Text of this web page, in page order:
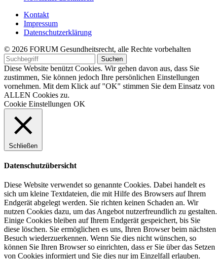
Kontakt
Impressum
Datenschutzerklärung
© 2026 FORUM Gesundheitsrecht, alle Rechte vorbehalten
Diese Website benützt Cookies. Wir gehen davon aus, dass Sie
zustimmen, Sie können jedoch Ihre persönlichen Einstellungen
vornehmen. Mit dem Klick auf "OK" stimmen Sie dem Einsatz von
ALLEN Cookies zu.
Cookie Einstellungen OK
Schließen
Datenschutzübersicht
Diese Website verwendet so genannte Cookies. Dabei handelt es
sich um kleine Textdateien, die mit Hilfe des Browsers auf Ihrem
Endgerät abgelegt werden. Sie richten keinen Schaden an. Wir
nutzen Cookies dazu, um das Angebot nutzerfreundlich zu gestalten.
Einige Cookies bleiben auf Ihrem Endgerät gespeichert, bis Sie
diese löschen. Sie ermöglichen es uns, Ihren Browser beim nächsten
Besuch wiederzuerkennen. Wenn Sie dies nicht wünschen, so
können Sie Ihren Browser so einrichten, dass er Sie über das Setzen
von Cookies informiert und Sie dies nur im Einzelfall erlauben.